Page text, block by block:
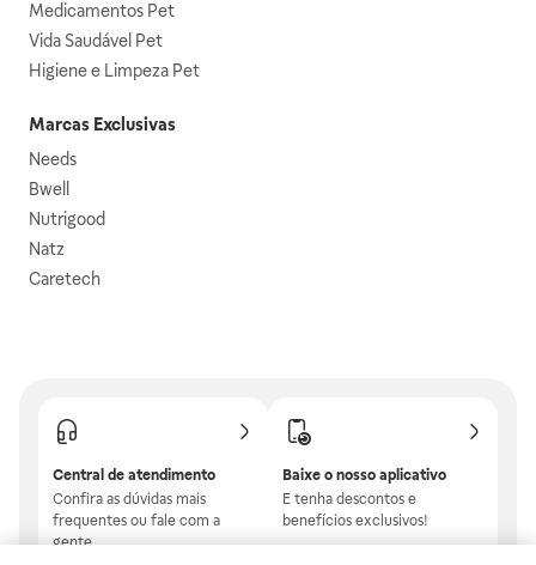
Medicamentos Pet
Vida Saudável Pet
Higiene e Limpeza Pet
Marcas Exclusivas
Needs
Bwell
Nutrigood
Natz
Caretech
Central de atendimento
Confira as dúvidas mais
frequentes ou fale com a
gente.
Baixe o nosso aplicativo
E tenha descontos e
benefícios exclusivos!